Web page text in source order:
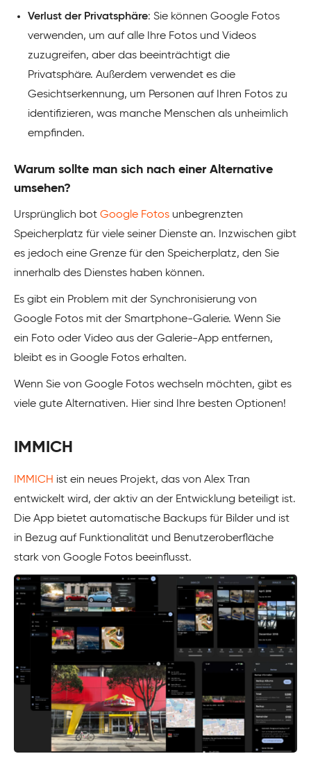
Verlust der Privatsphäre: Sie können Google Fotos
verwenden, um auf alle Ihre Fotos und Videos
zuzugreifen, aber das beeinträchtigt die
Privatsphäre. Außerdem verwendet es die
Gesichtserkennung, um Personen auf Ihren Fotos zu
identifizieren, was manche Menschen als unheimlich
empfinden.
Warum sollte man sich nach einer Alternative
umsehen?
Ursprünglich bot Google Fotos unbegrenzten
Speicherplatz für viele seiner Dienste an. Inzwischen gibt
es jedoch eine Grenze für den Speicherplatz, den Sie
innerhalb des Dienstes haben können.
Es gibt ein Problem mit der Synchronisierung von
Google Fotos mit der Smartphone-Galerie. Wenn Sie
ein Foto oder Video aus der Galerie-App entfernen,
bleibt es in Google Fotos erhalten.
Wenn Sie von Google Fotos wechseln möchten, gibt es
viele gute Alternativen. Hier sind Ihre besten Optionen!
IMMICH
IMMICH ist ein neues Projekt, das von Alex Tran
entwickelt wird, der aktiv an der Entwicklung beteiligt ist.
Die App bietet automatische Backups für Bilder und ist
in Bezug auf Funktionalität und Benutzeroberfläche
stark von Google Fotos beeinflusst.